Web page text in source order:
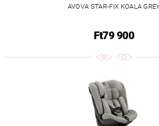
AVOVA STAR-FIX KOALA
Ft79 900